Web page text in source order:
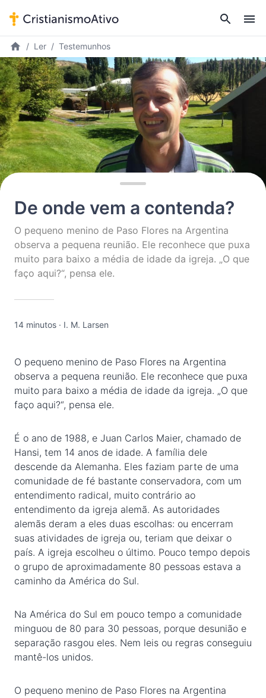
Ler Testemunhos
De onde vem a contenda?
O pequeno menino de Paso Flores na Argentina
observa a pequena reunião. Ele reconhece que puxa
muito para baixo a média de idade da igreja. „O que
faço aqui?“, pensa ele.
14 minutos · I. M. Larsen
O pequeno menino de Paso Flores na Argentina
observa a pequena reunião. Ele reconhece que puxa
muito para baixo a média de idade da igreja. „O que
faço aqui?“, pensa ele.
É o ano de 1988, e Juan Carlos Maier, chamado de
Hansi, tem 14 anos de idade. A família dele
descende da Alemanha. Eles faziam parte de uma
comunidade de fé bastante conservadora, com um
entendimento radical, muito contrário ao
entendimento da igreja alemã. As autoridades
alemãs deram a eles duas escolhas: ou encerram
suas atividades de igreja ou, teriam que deixar o
país. A igreja escolheu o último. Pouco tempo depois
o grupo de aproximadamente 80 pessoas estava a
caminho da América do Sul.
Na América do Sul em pouco tempo a comunidade
minguou de 80 para 30 pessoas, porque desunião e
separação rasgou eles. Nem leis ou regras conseguiu
mantê-los unidos.
O pequeno menino de Paso Flores na Argentina